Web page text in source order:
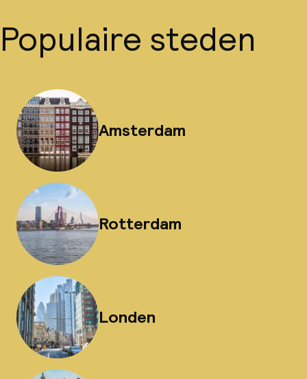
Populaire steden
Amsterdam
Rotterdam
Londen